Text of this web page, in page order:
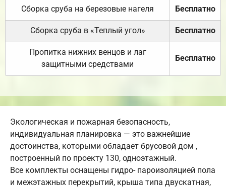
Сборка сруба на березовые нагеля Бесплатно
Сборка сруба в «Теплый угол» Бесплатно
Пропитка нижних венцов и лаг
защитными средствами
Бесплатно
Экологическая и пожарная безопасность,
индивидуальная планировка — это важнейшие
достоинства, которыми обладает брусовой дом ,
построенный по проекту 130, одноэтажный.
Все комплекты оснащены гидро- пароизоляцией пола
и межэтажных перекрытий, крыша типа двускатная,